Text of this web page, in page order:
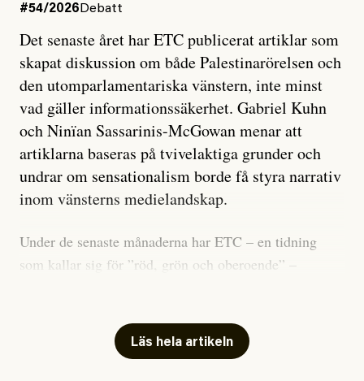
#54/2026 Debatt
Det senaste året har ETC publicerat artiklar som
skapat diskussion om både Palestinarörelsen och
den utomparlamentariska vänstern, inte minst
vad gäller informationssäkerhet. Gabriel Kuhn
och Ninïan Sassarinis-McGowan menar att
artiklarna baseras på tvivelaktiga grunder och
undrar om sensationalism borde få styra narrativ
inom vänsterns medielandskap.
Under de senaste månaderna har ETC – en tidning
som kallar sig för ”röd, grön och oberoende” –
skriver för? Vad betyder det att vara en ”röd, grön och
oberoende” tidning? Och vad är egentligen bra
Läs hela artikeln